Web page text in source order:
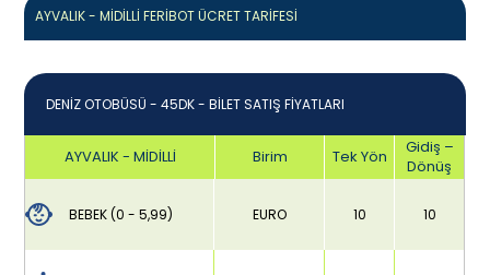
AYVALIK - MİDİLLİ FERİBOT ÜCRET TARİFESİ
DENİZ OTOBÜSÜ - 45DK - BİLET SATIŞ FİYATLARI
AYVALIK - MİDİLLİ Birim Tek Yön
Gidiş –
Dönüş
BEBEK (0 - 5,99) EURO 10 10